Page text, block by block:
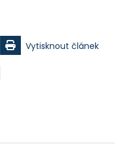
Vytisknout článek